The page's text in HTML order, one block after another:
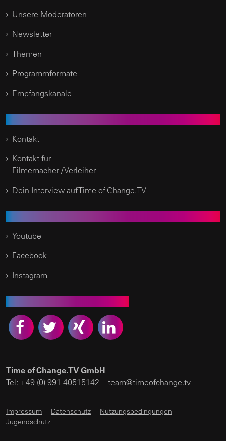
Unsere Moderatoren
Newsletter
Themen
Programmformate
Empfangskanäle
Kontakt
Kontakt für
Filmemacher / Verleiher
Dein Interview auf Time of Change.TV
Youtube
Facebook
Instagram
Time of Change.TV GmbH
Tel: +49 (0) 991 40515142 - team@timeofchange.tv
Impressum - Datenschutz - Nutzungsbedingungen -
Jugendschutz